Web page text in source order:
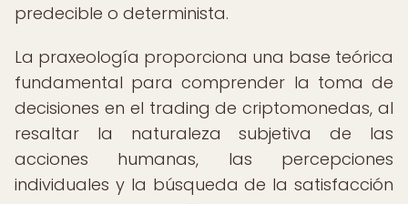
predecible o determinista.
La praxeología proporciona una base teórica
fundamental para comprender la toma de
decisiones en el trading de criptomonedas, al
resaltar la naturaleza subjetiva de las
acciones humanas, las percepciones
individuales y la búsqueda de la satisfacción